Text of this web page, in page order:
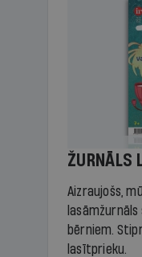
ŽURNĀLS
Aizraujošs,
bērniem.
lasītprieku.